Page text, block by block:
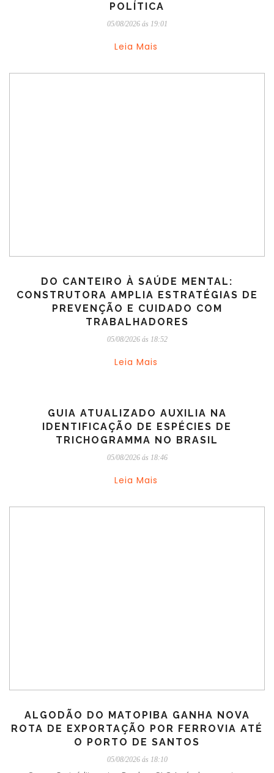
POLÍTICA
05/08/2026 ás 19:01
Leia Mais
DO CANTEIRO À SAÚDE MENTAL:
CONSTRUTORA AMPLIA ESTRATÉGIAS DE
PREVENÇÃO E CUIDADO COM
TRABALHADORES
05/08/2026 ás 18:52
Leia Mais
GUIA ATUALIZADO AUXILIA NA
IDENTIFICAÇÃO DE ESPÉCIES DE
TRICHOGRAMMA NO BRASIL
05/08/2026 ás 18:46
Leia Mais
ALGODÃO DO MATOPIBA GANHA NOVA
ROTA DE EXPORTAÇÃO POR FERROVIA ATÉ
O PORTO DE SANTOS
05/08/2026 ás 18:10